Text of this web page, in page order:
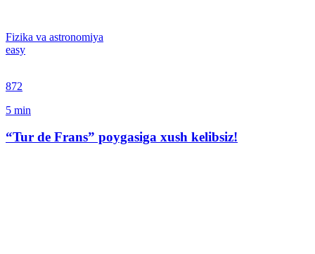
Fizika va astronomiya
easy
872
5 min
“Tur de Frans” poygasiga xush kelibsiz!